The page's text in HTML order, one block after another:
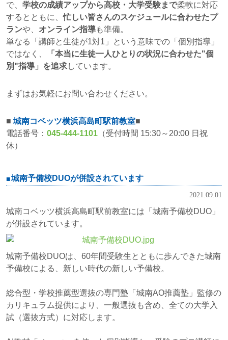
で、 学校の成績アップから高校・大学受験まで柔軟に対応
するとともに、忙しい皆さんのスケジュールに合わせたプ
ランや、 オンライン指導も準備。
単なる「講師と生徒が1対1」という意味での「個別指導」
ではなく、
「本当に生徒一人ひとりの状況に合わせた"個
別"指導」を追求しています。
まずはお気軽にお問い合わせください。
■ 城南コベッツ横浜高島町駅前教室■
電話番号： 045-444-1101 （受付時間 15:30～20:00 日祝
休）
城南予備校DUOが併設されています
2021.09.01
城南コベッツ横浜高島町駅前教室には「城南予備校DUO」
が併設されています。
城南予備校DUOは、60年間受験生とともに歩んできた城南
予備校による、新しい時代の新しい予備校。
総合型・学校推薦型選抜の専門塾「城南AO推薦塾」監修の
カリキュラム提供により、一般選抜も含め、全ての大学入
試（選抜方式）に対応します。